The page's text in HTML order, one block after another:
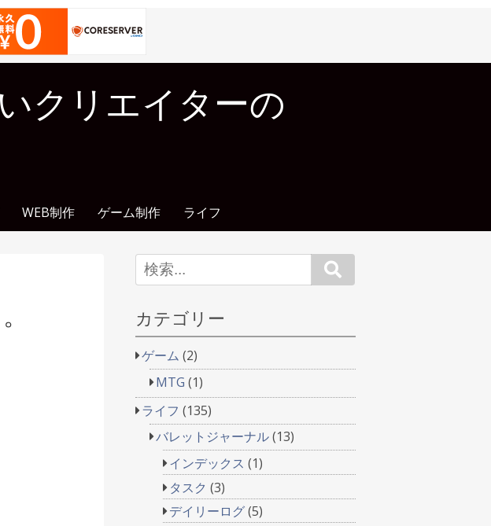
クリエイターの
WEB制作 ゲーム制作 ライフ
カテゴリー
ゲーム (2)
MTG (1)
ライフ (135)
バレットジャーナル(13)
インデックス (1)
タスク (3)
デイリーログ(5)